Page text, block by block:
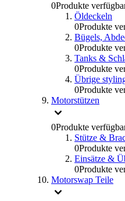
0Produkte
Öldeckeln
0Produkte
Bügels,
0Produkte
Tanks &
0Produkte
Übrige
0Produkte
Motorstützen
0Produkte
Stütze &
0Produkte
Einsätze &
0Produkte
Motorswap Teile